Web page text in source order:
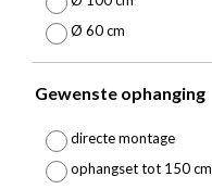
Ø 60 cm
Gewenste ophanging
directe montage
ophangset tot 150 cm